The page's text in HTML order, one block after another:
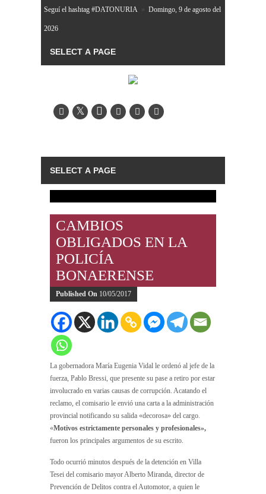
Seguí el hashtag #DATONURIA » Domingo, 9 de agosto del
2026
CAMBIOS
OBLIGADOS EN LA
POLICÍA
BONAERENSE
Published On 10/05/2017
La gobernadora María Eugenia Vidal le ordenó al jefe de la
fuerza, Pablo Bressi, que presente su pase a retiro por estar
involucrado en varias causas de corrupción. Acatando el
reclamo, el comisario le envió una carta a la administración
provincial notificando su salida «decorosa» del cargo.
«Motivos estrictamente personales y profesionales»,
fueron los principales argumentos de su escrito.
Todo ocurrió minutos después de la detención en Villa
Tesei del comisario mayor Alberto Miranda, director de
Prevención de Delitos contra el Automotor, a quien le